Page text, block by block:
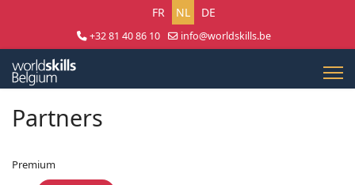
Selecteer uw taal
FR NL DE
+32 81 40 86 10
info@worldskills.be
Partners
Premium